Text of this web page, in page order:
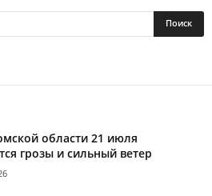
области 21 июля
грозы и сильный ветер